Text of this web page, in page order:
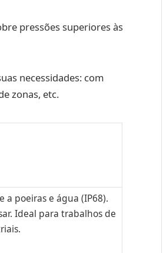
pressões superiores às
necessidades: com
zonas, etc.
a poeiras e água (IP68).
Ideal para trabalhos de